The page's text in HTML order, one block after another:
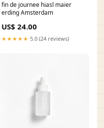
fin de journee hiasl maier
erding Amsterdam
US$ 24.00
★★★★★ 5.0 (24 reviews)